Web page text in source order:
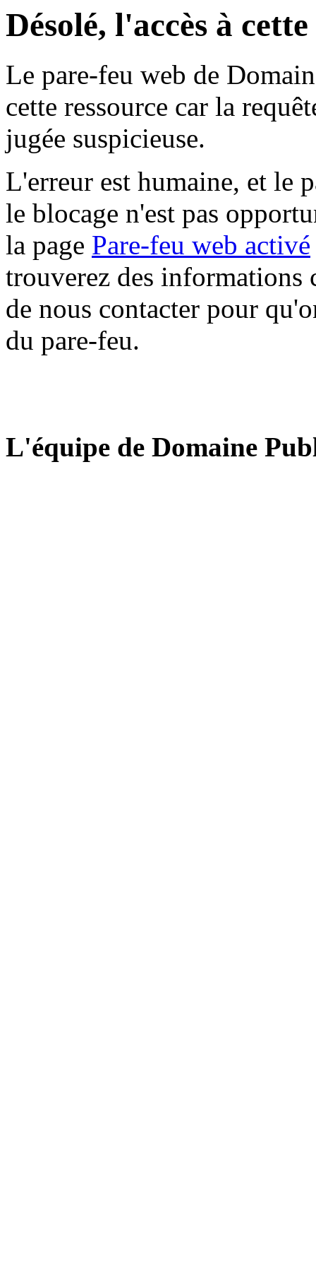
Désolé, l'accès à
Le pare-feu web de
cette ressource car la
jugée suspicieuse.
L'erreur est humaine, et le
le blocage n'est pas
la page Pare-feu web activé
trouverez des informations
de nous contacter pour
du pare-feu.
L'équipe de Domaine